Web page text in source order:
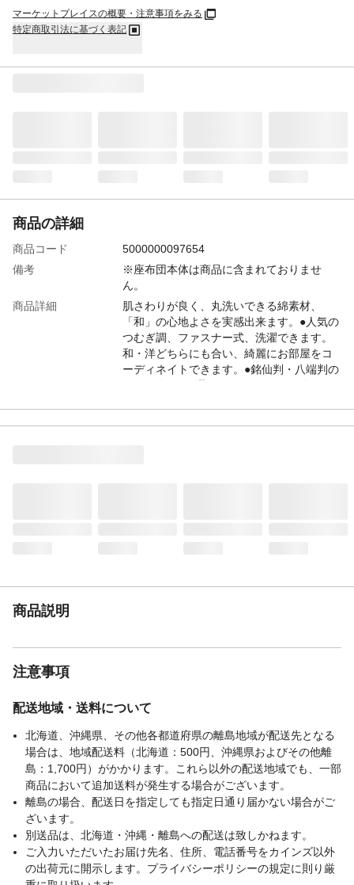
マーケットプレイスの概要・注意事項をみる
特定商取引法に基づく表記
商品の詳細
商品コード
5000000097654
備考
※座布団本体は商品に含まれておりませ
ん。
商品詳細
肌さわりが良く、丸洗いできる綿素材、
「和」の心地よさを実感出来ます。●人気の
つむぎ調、ファスナー式、洗濯できます。
和・洋どちらにも合い、綺麗にお部屋をコ
ーディネイトできます。●銘仙判・八端判の
商品説明
注意事項
配送地域・送料について
北海道、沖縄県、その他各都道府県の離島地域が配送先となる
場合は、地域配送料（北海道：500円、沖縄県およびその他離
島：1,700円）がかかります。これら以外の配送地域でも、一部
商品において追加送料が発生する場合がございます。
離島の場合、配送日を指定しても指定日通り届かない場合がご
ざいます。
別送品は、北海道・沖縄・離島への配送は致しかねます。
ご入力いただいたお届け先名、住所、電話番号をカインズ以外
の出荷元に開示します。プライバシーポリシーの規定に則り厳